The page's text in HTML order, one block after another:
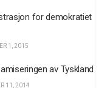
for demokratiet
1, 2015
av Tyskland
11, 2014